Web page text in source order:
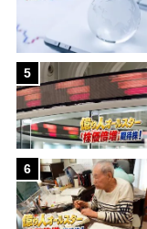
5
6